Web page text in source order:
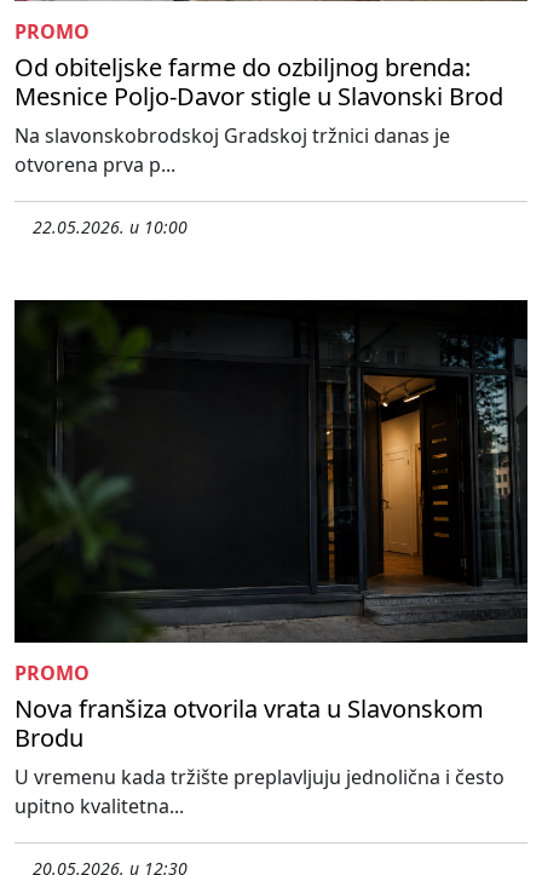
PROMO
Od obiteljske farme do ozbiljnog brenda:
Mesnice Poljo-Davor stigle u Slavonski Brod
Na slavonskobrodskoj Gradskoj tržnici danas je
otvorena prva p...
22.05.2026. u 10:00
PROMO
Nova franšiza otvorila vrata u Slavonskom
Brodu
U vremenu kada tržište preplavljuju jednolična i često
upitno kvalitetna...
20.05.2026. u 12:30